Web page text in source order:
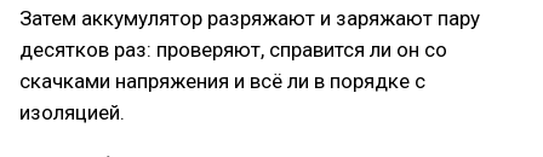
Затем аккумулятор разряжают и заряжают пару
десятков раз: проверяют, справится ли он со
скачками напряжения и всё ли в порядке с
изоляцией.